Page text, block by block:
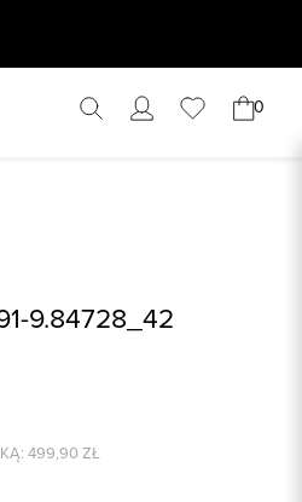
0
9.84728_42
499,90 ZŁ